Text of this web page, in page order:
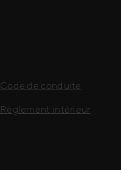
Code de conduite
Règlement intérieur